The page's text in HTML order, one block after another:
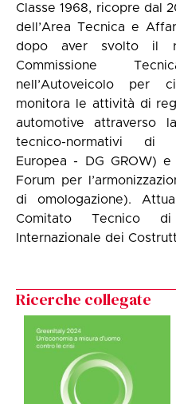
Classe 1968, ricopre dal
dell’Area Tecnica e
dopo aver svolto il
Commissione
nell’Autoveicolo per
monitora le attività di
automotive attraverso
tecnico-normativi di
Europea - DG GROW)
Forum per
di omologazione).
Comitato Tecnico di
Internazionale dei
Ricerche collegate